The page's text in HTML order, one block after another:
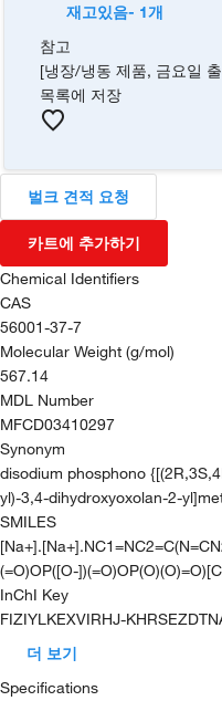
재고있음- 1개
참고
[냉장/냉동 제품, 금요일
목록에 저장
벌크 견적 요청
카트에 추가하기
Chemical Identifiers
CAS
56001-37-7
Molecular Weight (g/mol)
567.14
MDL Number
MFCD03410297
Synonym
disodium phosphono
yl)-3,4-dihydroxyoxolan-2-
SMILES
(=O)OP([O-
InChI Key
FIZIYLKEXVIRHJ-
더 보기
Specifications